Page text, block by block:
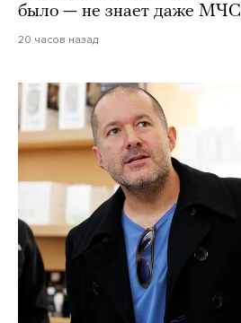
было — не знает даже МЧС
20 часов назад